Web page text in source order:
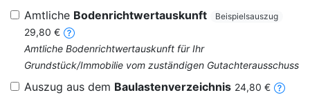
Amtliche Bodenrichtwertauskunft Beispielsauszug
29,80 €
Amtliche Bodenrichtwertauskunft für Ihr
Grundstück/Immobilie vom zuständigen Gutachterausschuss
Auszug aus dem Baulastenverzeichnis 24,80 €